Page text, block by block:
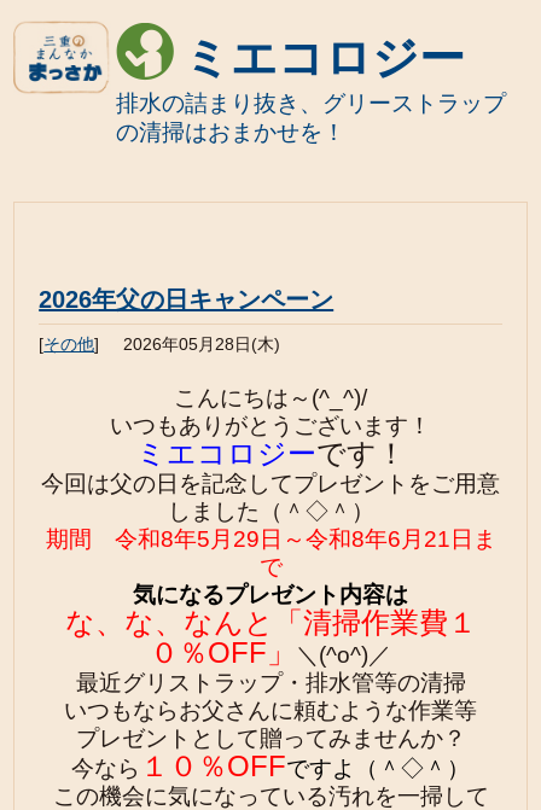
ミエコロジー
排水の詰まり抜き、グリーストラップ
の清掃はおまかせを！
2026年父の日キャンペーン
[その他] 2026年05月28日(木)
こんにちは～(^_^)/
いつもありがとうございます！
ミエコロジーです！
今回は父の日を記念してプレゼントをご用意
しました（＾◇＾）
期間 令和8年5 月29 日～令和8年6月21日 ま
で
気になるプレゼント内容は
な、な、なんと「清掃作業費１
０％OFF」
＼(^o^)／
最近グリストラップ・排水管等の清掃
いつもならお父さんに頼むような作業等
プレゼントとして贈ってみませんか？
今なら １０％OFFですよ（＾◇＾）
この機会に気になっている汚れを一掃して